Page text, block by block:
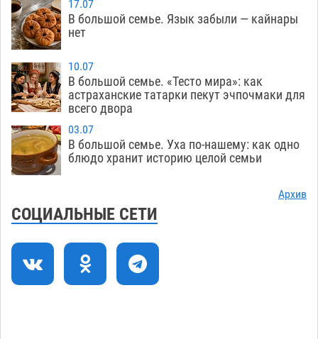
13:13
Скончался второй ребенок после пожара в
Астрахани
12:49
Астраханские гандболисты с крупной победы
стартовали на Всероссийской Спартакиаде
12:16
В астраханском селе невестка изрешетила
машину свекрови
06.08
нелегалов прямым рейсом из Шереметьево
11:08 Как астраханцы назвали своих детей в июле
17.07
В большой семье. Язык забыли — кайнары
нет
10.07
В большой семье. «Тесто мира»: как
астраханские татарки пекут эчпочмаки для
всего двора
03.07
В большой семье. Уха по-нашему: как одно
блюдо хранит историю целой семьи
Архив
СОЦИАЛЬНЫЕ СЕТИ